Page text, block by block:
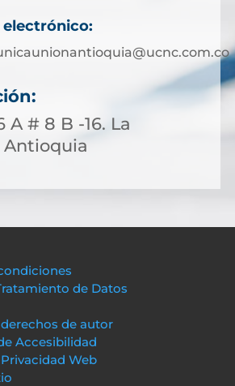
electrónico:
A # 8 B -16. La
Antioquia
de Datos
de autor
Accesibilidad
Web